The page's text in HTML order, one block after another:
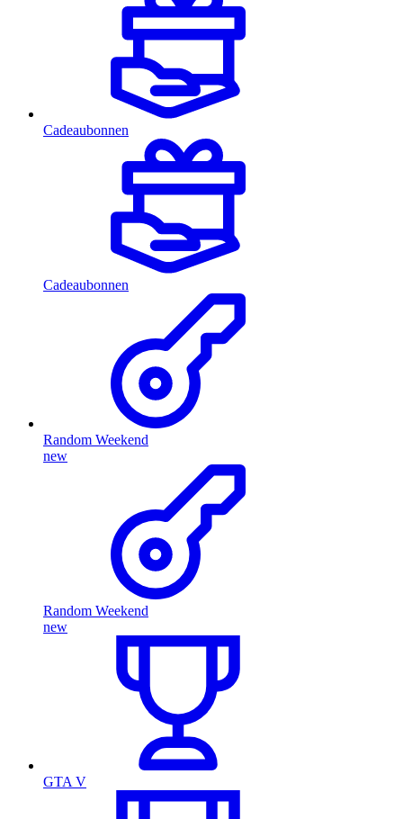
Cadeaubonnen
Cadeaubonnen
Random Weekend
new
Random Weekend
new
GTA V